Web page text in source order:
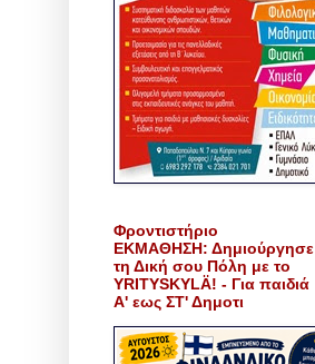
Φροντιστήριο
ΕΚΜΑΘΗΣΗ: Δημιούργησε
τη Δική σου Πόλη με το
YRITYSKYLÄ! - Για παιδιά
Α' εως ΣΤ' Δημοτι